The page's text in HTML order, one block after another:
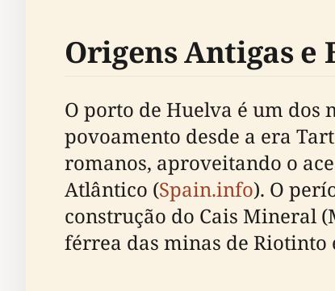
Origens Antigas
O porto de Huelva é um dos
povoamento desde a era
romanos, aproveitando o
Atlântico (Spain.info). O
construção do Cais Mineral
férrea das minas de